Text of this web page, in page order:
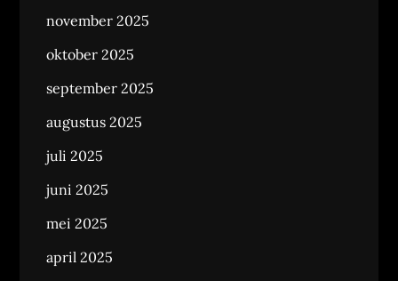
november 2025
oktober 2025
september 2025
augustus 2025
juli 2025
juni 2025
mei 2025
april 2025